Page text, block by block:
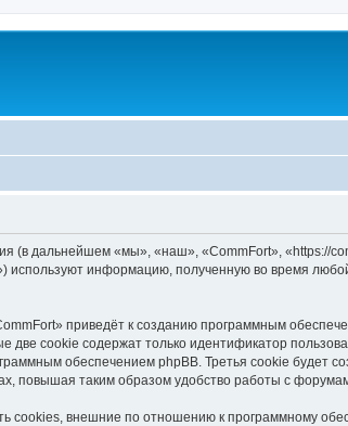
(в дальнейшем «мы», «наш», «CommFort», «https://
используют информацию, полученную во время
приведёт к созданию программным
cookie содержат только идентификатор
обеспечением phpBB. Третья cookie будет
повышая таким образом удобство работы с
внешние по отношению к программному